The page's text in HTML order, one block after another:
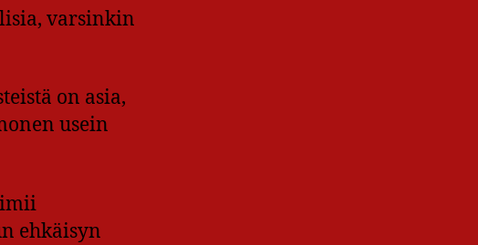
varsinkin
on asia,
usein
ehkäisyn